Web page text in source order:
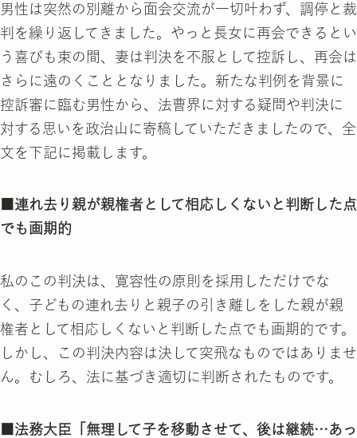
男性は突然の別離から面会交流が一切叶わず、調停と裁
判を繰り返してきました。やっと長女に再会できるとい
う喜びも束の間、妻は判決を不服として控訴し、再会は
さらに遠のくこととなりました。新たな判例を背景に
控訴審に臨む男性から、法曹界に対する疑問や判決に
対する思いを政治山に寄稿していただきましたので、全
文を下記に掲載します。
■連れ去り親が親権者として相応しくないと判断した点
でも画期的
私のこの判決は、寛容性の原則を採用しただけでな
く、子どもの連れ去りと親子の引き離しをした親が親
権者として相応しくないと判断した点でも画期的です。
しかし、この判決内容は決して突飛なものではありませ
ん。むしろ、法に基づき適切に判断されたものです。
■法務大臣「無理して子を移動させて、後は継続…あっ